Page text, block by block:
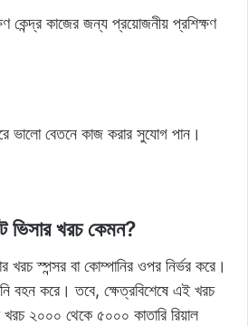
কেন্দ্র কাজের জন্য প্রয়োজনীয় প্রশিক্ষণ
ভালো বেতনে কাজ করার সুযোগ পান।
ভিসার খরচ কেমন?
খরচ স্পন্সর বা কোম্পানির ওপর নির্ভর করে।
বহন করে। তবে, ক্ষেত্রবিশেষে এই খরচ
২০০০ থেকে ৫০০০ কাতারি রিয়াল